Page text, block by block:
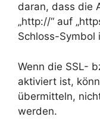
daran, dass die
„http://“ auf
Schloss-Symbol
Wenn die SSL-
aktiviert ist,
übermitteln,
werden.